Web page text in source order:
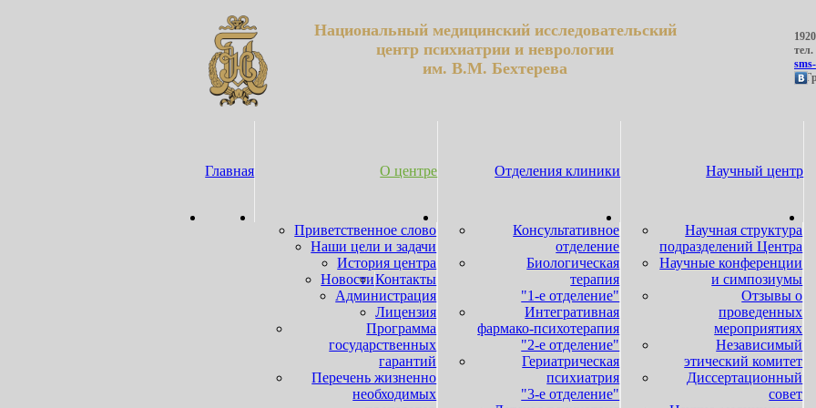
Национальный медицинский исследовательский
центр психиатрии и неврологии
им. В.М. Бехтерева
тел.
Научный центр
Научная структура
подразделений Центра
Научные конференции
и симпозиумы
Отзывы о
проведенных
мероприятиях
Независимый
этический комитет
Диссертационный
совет
Отделения клиники
Консультативное
отделение
Биологическая
терапия
"1-е отделение"
Интегративная
фармако-психотерапия
"2-е отделение"
Гериатрическая
психиатрия
"3-е отделение"
О центре
Приветственное слово
Наши цели и задачи
История центра
Контакты
Новости
Администрация
Лицензия
Программа
государственных
гарантий
Перечень жизненно
необходимых
Главная